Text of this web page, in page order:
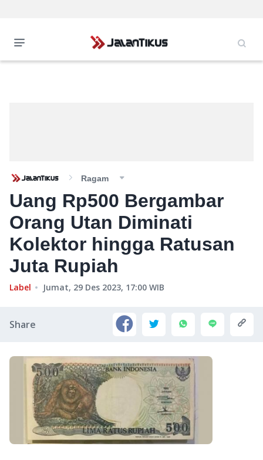
Ragam
Uang Rp500 Bergambar
Orang Utan Diminati
Kolektor hingga Ratusan
Juta Rupiah
Label Jumat, 29 Des 2023, 17:00 WIB
Share